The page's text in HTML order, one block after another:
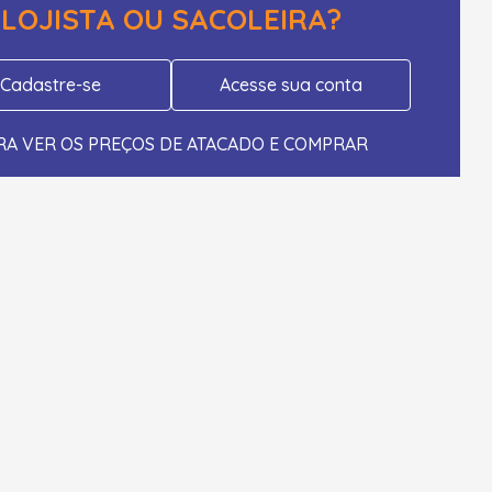
LOJISTA OU SACOLEIRA?
Cadastre-se Acesse sua conta
VER OS PREÇOS DE ATACADO E COMPRAR